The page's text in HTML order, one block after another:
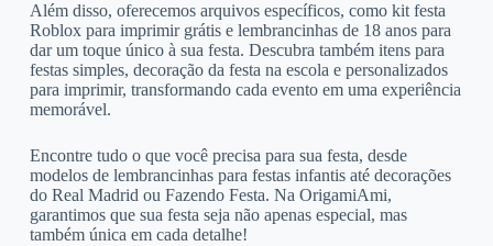
Além disso, oferecemos arquivos específicos, como kit festa
Roblox para imprimir grátis e lembrancinhas de 18 anos para
dar um toque único à sua festa. Descubra também itens para
festas simples, decoração da festa na escola e personalizados
para imprimir, transformando cada evento em uma experiência
memorável.
Encontre tudo o que você precisa para sua festa, desde
modelos de lembrancinhas para festas infantis até decorações
do Real Madrid ou Fazendo Festa. Na OrigamiAmi,
garantimos que sua festa seja não apenas especial, mas
também única em cada detalhe!